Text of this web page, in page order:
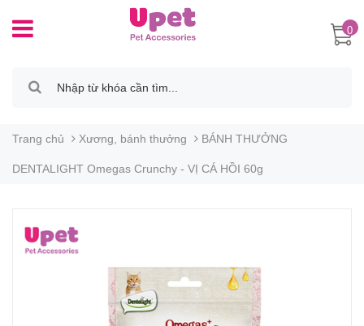
0
Trang chủ Xương, bánh thưởng BÁNH THƯỞNG
DENTALIGHT Omegas Crunchy - VỊ CÁ HỒI 60g